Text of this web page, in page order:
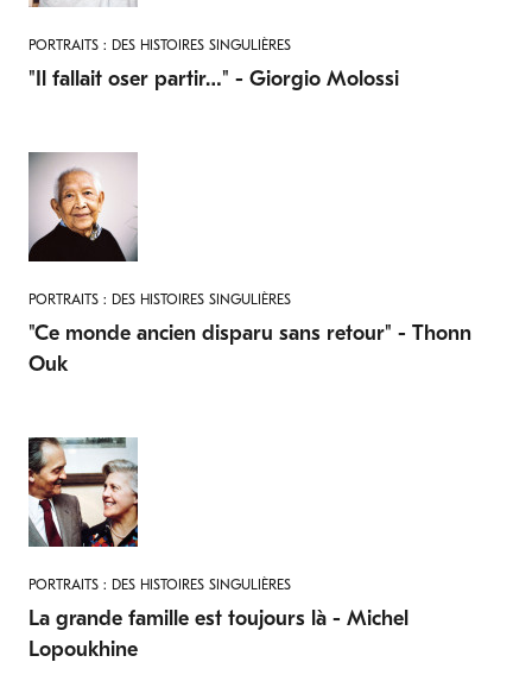
PORTRAITS : DES HISTOIRES SINGULIÈRES
"Il fallait oser partir…" - Giorgio Molossi
PORTRAITS : DES HISTOIRES SINGULIÈRES
"Ce monde ancien disparu sans retour" - Thonn
Ouk
PORTRAITS : DES HISTOIRES SINGULIÈRES
La grande famille est toujours là - Michel
Lopoukhine